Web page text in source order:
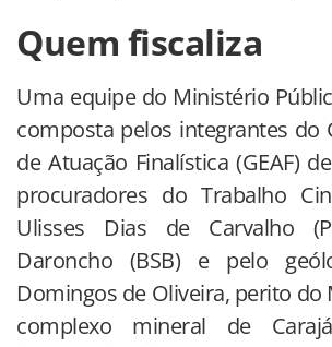
Quem fiscaliza
Uma equipe do Ministério
composta pelos integrantes do
de Atuação Finalística (GEAF)
procuradores do Trabalho
Ulisses Dias de Carvalho
Daroncho (BSB) e pelo
Domingos de Oliveira, perito do
complexo mineral de